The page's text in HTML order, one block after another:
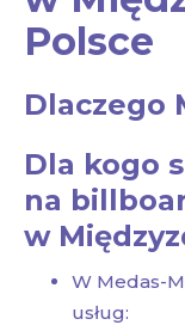
Polsce
Dlaczego
Dla kogo
na
w
W Medas-
usług: